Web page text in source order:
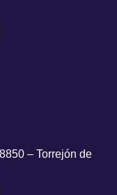
– Torrejón de